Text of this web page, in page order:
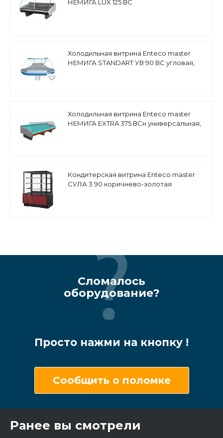
НЕМИГА LUX 125 ВС
Холодильная витрина Enteco master
НЕМИГА STANDART УВ 90 ВС угловая,
Холодильная витрина Enteco master
НЕМИГА EXTRA 375 ВСн универсальная,
Кондитерская витрина Enteco master
СУЛА 3 90 коричнево-золотая
Сломалось
оборудование?
Просто нажми на кнопку !
Сообщить о поломке
Ранее вы смотрели